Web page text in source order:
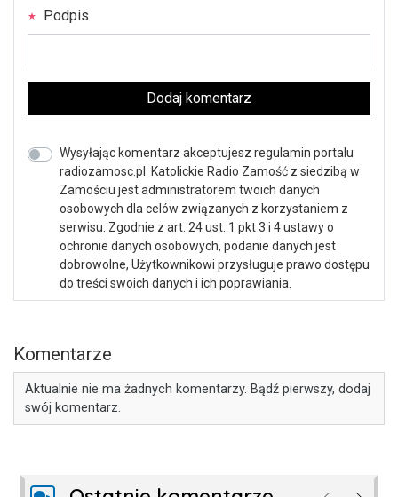
Podpis
Dodaj komentarz
Wysyłając komentarz akceptujesz regulamin portalu
radiozamosc.pl. Katolickie Radio Zamość z siedzibą w
Zamościu jest administratorem twoich danych
osobowych dla celów związanych z korzystaniem z
serwisu. Zgodnie z art. 24 ust. 1 pkt 3 i 4 ustawy o
ochronie danych osobowych, podanie danych jest
dobrowolne, Użytkownikowi przysługuje prawo dostępu
do treści swoich danych i ich poprawiania.
Komentarze
Aktualnie nie ma żadnych komentarzy. Bądź pierwszy, dodaj
swój komentarz.